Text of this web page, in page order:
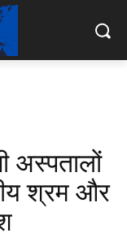
अस्पतालों
श्रम और